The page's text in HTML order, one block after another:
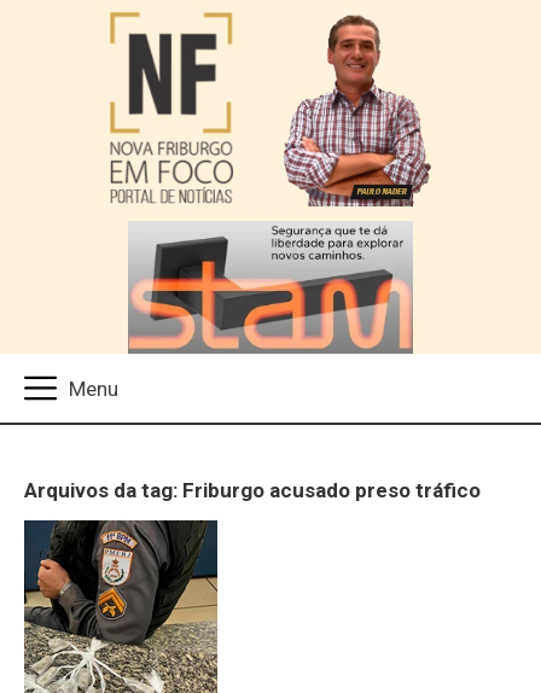
Arquivos da tag: Friburgo acusado preso tráfico